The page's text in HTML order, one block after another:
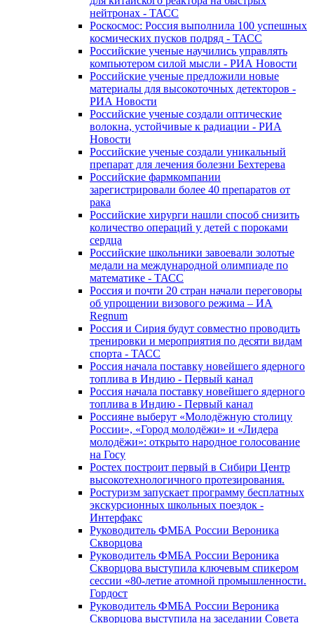
нейтронах - ТАСС
Роскосмос: Россия выполнила 100 успешных
космических пусков подряд - ТАСС
Российские ученые научились управлять
компьютером силой мысли - РИА Новости
Российские ученые предложили новые
материалы для высокоточных детекторов -
РИА Новости
Российские ученые создали оптические
волокна, устойчивые к радиации - РИА
Новости
Российские ученые создали уникальный
препарат для лечения болезни Бехтерева
Российские фармкомпании
зарегистрировали более 40 препаратов от
рака
Российские хирурги нашли способ снизить
количество операций у детей с пороками
сердца
Российские школьники завоевали золотые
медали на международной олимпиаде по
математике - ТАСС
Россия и почти 20 стран начали переговоры
об упрощении визового режима – ИА
Regnum
Россия и Сирия будут совместно проводить
тренировки и мероприятия по десяти видам
спорта - ТАСС
Россия начала поставку новейшего ядерного
топлива в Индию - Первый канал
Россия начала поставку новейшего ядерного
топлива в Индию - Первый канал
Россияне выберут «Молодёжную столицу
России», «Город молодёжи» и «Лидера
молодёжи»: открыто народное голосование
на Госу
Ростех построит первый в Сибири Центр
высокотехнологичного протезирования.
Ростуризм запускает программу бесплатных
экскурсионных школьных поездок -
Интерфакс
Руководитель ФМБА России Вероника
Скворцова
Руководитель ФМБА России Вероника
Скворцова выступила ключевым спикером
сессии «80-летие атомной промышленности.
Гордост
Руководитель ФМБА России Вероника
Скворцова выступила на заседании Совета